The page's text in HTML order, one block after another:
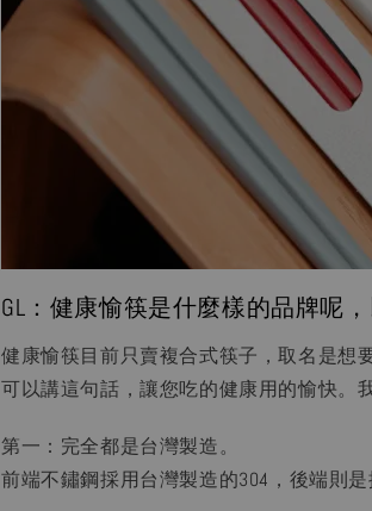
GL： 健康愉筷是什麼樣的品牌呢
健康愉筷目前只賣複合式筷子，取名是想
可以講這句話，讓您吃的健康用的愉快。
第一：完全都是台灣製造。
前端不鏽鋼採用台灣製造的304，後端則是